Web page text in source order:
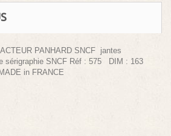
PANHARD SNCF jantes
sérigraphie SNCF Réf : 575 DIM : 163
in FRANCE